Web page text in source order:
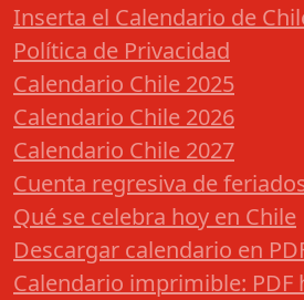
Inserta el Calendario de
Política de Privacidad
Calendario Chile 2025
Calendario Chile 2026
Calendario Chile 2027
Cuenta regresiva de
Qué se celebra hoy en Chile
Descargar calendario en
Calendario imprimible: PDF